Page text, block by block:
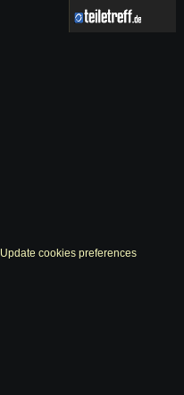
Update cookies preferences